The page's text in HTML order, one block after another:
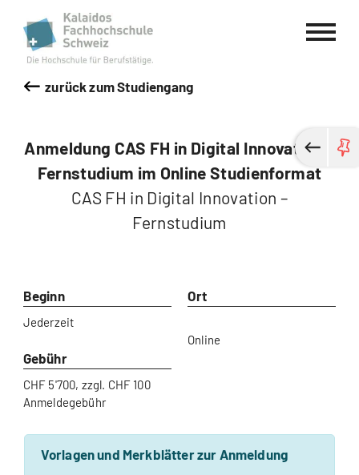
Kalaidos Fachhochschule Schweiz
zurück zum Studiengang
Anmeldung CAS FH in Digital Innovation –
Fernstudium im Online Studienformat
CAS FH in Digital Innovation –
Fernstudium
Beginn
Jederzeit
Ort
Online
Gebühr
CHF 5'700, zzgl. CHF 100
Anmeldegebühr
Vorlagen und Merkblätter zur Anmeldung